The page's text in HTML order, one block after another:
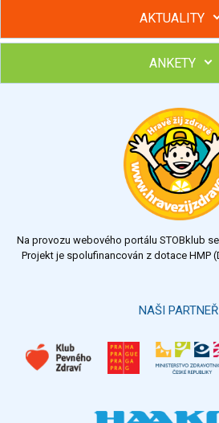
AKTUALITY
Hubněte s podporou lektorky a
Chcete poradit s hubnutím? Najděte
ANKETY
Výsledky
Na provozu webového portálu STOBklub
Projekt je spolufinancován z dotace HMP
NAŠI